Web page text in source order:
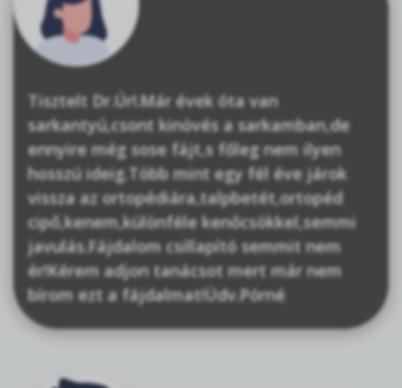
Tisztelt Dr.Úr!.Már évek óta van
sarkantyú,csont kinövés a sarkamban,de
ennyire még sose fájt,s főleg nem ilyen
hosszú ideig.Több mint egy fél éve járok
vissza az ortopédiára,talpbetét,ortopéd
cipő,kenem,különféle kenőcsökkel,semmi
javulás.Fájdalom csillapító semmit nem
ér!Kérem adjon tanácsot mert már nem
bírom ezt a fájdalmat!Üdv.Pórné